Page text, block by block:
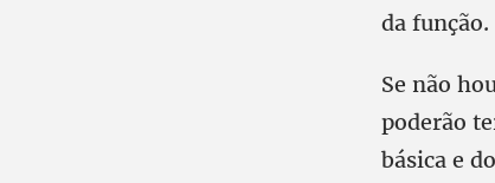
da função.
Se não
poderão
básica e